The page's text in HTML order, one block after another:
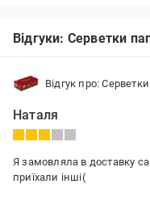
Відгуки: Серветки
Відгук про:
Наталя
Я замовляла в доставку
приїхали інші(